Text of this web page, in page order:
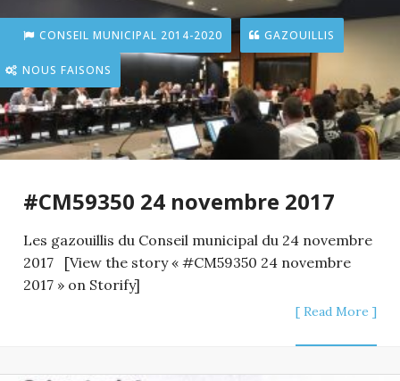
CONSEIL MUNICIPAL 2014-2020 GAZOUILLIS
NOUS FAISONS
#CM59350 24 novembre 2017
Les gazouillis du Conseil municipal du 24 novembre
2017 [View the story « #CM59350 24 novembre
2017 » on Storify]
[ Read More ]